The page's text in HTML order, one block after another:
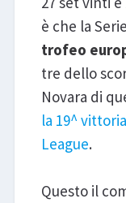
è che la
trofeo
tre dello
Novara di
la 19^
League.
Questo il